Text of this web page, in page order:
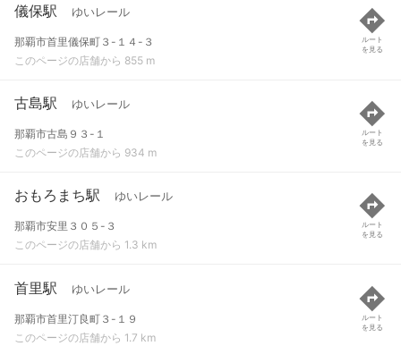
儀保駅 ゆいレール
那覇市首里儀保町３-１４-３
このページの店舗から 855 m
ルート
を見る
古島駅 ゆいレール
那覇市古島９３-１
このページの店舗から 934 m
ルート
を見る
おもろまち駅 ゆいレール
那覇市安里３０５-３
このページの店舗から 1.3 km
ルート
を見る
首里駅 ゆいレール
那覇市首里汀良町３-１９
このページの店舗から 1.7 km
ルート
を見る